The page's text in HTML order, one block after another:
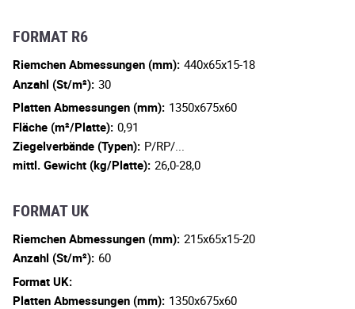
FORMAT R6
Riemchen Abmessungen (mm): 440x65x15-18
Anzahl (St/m²): 30
Platten Abmessungen (mm): 1350x675x60
Fläche (m²/Platte): 0,91
Ziegelverbände (Typen): P/RP/...
mittl. Gewicht (kg/Platte): 26,0-28,0
FORMAT UK
Riemchen Abmessungen (mm): 215x65x15-20
Anzahl (St/m²): 60
Format UK:
Platten Abmessungen (mm): 1350x675x60